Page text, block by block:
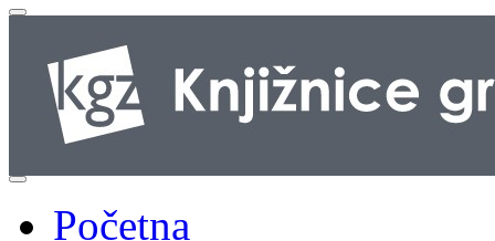
Početna